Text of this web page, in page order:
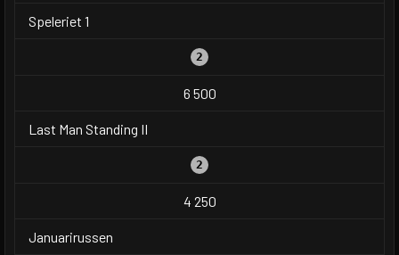
Speleriet 1
2
6 500
Last Man Standing II
2
4 250
Januarirussen